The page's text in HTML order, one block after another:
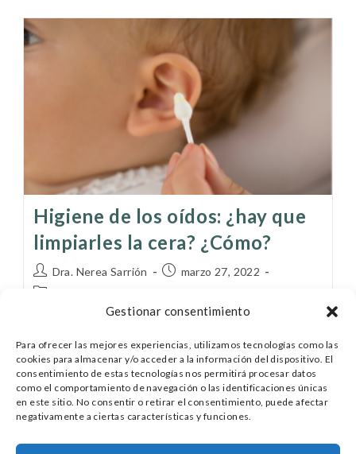
Gestionar consentimiento
Para ofrecer las mejores experiencias, utilizamos tecnologías como las
cookies para almacenar y/o acceder a la información del dispositivo. El
consentimiento de estas tecnologías nos permitirá procesar datos
como el comportamiento de navegación o las identificaciones únicas
en este sitio. No consentir o retirar el consentimiento, puede afectar
negativamente a ciertas características y funciones.
Higiene de los oídos: ¿hay que
limpiarles la cera? ¿Cómo?
Dra. Nerea Sarrión
marzo 27, 2022
la función de protegerle frente a la entrada de
agentes externos. La cera del oído, también
llamada cerumen, es una sustancia…